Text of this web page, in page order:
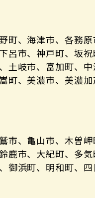
町、海津市、各務
呂市、神戸町、坂
土岐市、富加町、
町、美濃市、美濃
市、亀山市、木曽
鹿市、大紀町、多
御浜町、明和町、